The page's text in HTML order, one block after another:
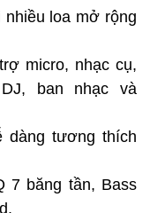
nhiều loa mở rộng
micro, nhạc cụ,
ban nhạc và
dàng tương thích
7 băng tần, Bass